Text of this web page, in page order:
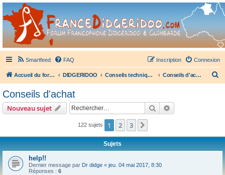
France Didgeridoo
Didgeridoo et Guimbarde sur France Didgeridoo - retrouvez la communauté.
Smartfeed FAQ Connexion
Inscription
Accueil du forum DIDGERIDOO Conseils techniques didgeridoo Conseils d'achat
r
Conseils d'achat
Nouveau sujet Rechercher
122 sujets 1 2 3
Sujets
help!!
Dernier message par Dr didge « jeu. 04 mai 2017, 8:30
Réponses : 6